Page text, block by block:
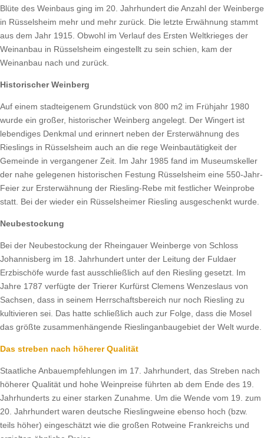
Blüte des Weinbaus ging im 20. Jahrhundert die Anzahl der Weinberge
in Rüsselsheim mehr und mehr zurück. Die letzte Erwähnung stammt
aus dem Jahr 1915. Obwohl im Verlauf des Ersten Weltkrieges der
Weinanbau in Rüsselsheim eingestellt zu sein schien, kam der
Weinanbau nach und zurück.
Historischer Weinberg
Auf einem stadteigenem Grundstück von 800 m2 im Frühjahr 1980
wurde ein großer, historischer Weinberg angelegt. Der Wingert ist
lebendiges Denkmal und erinnert neben der Ersterwähnung des
Rieslings in Rüsselsheim auch an die rege Weinbautätigkeit der
Gemeinde in vergangener Zeit. Im Jahr 1985 fand im Museumskeller
der nahe gelegenen historischen Festung Rüsselsheim eine 550-Jahr-
Feier zur Ersterwähnung der Riesling-Rebe mit festlicher Weinprobe
statt. Bei der wieder ein Rüsselsheimer Riesling ausgeschenkt wurde.
Neubestockung
Bei der Neubestockung der Rheingauer Weinberge von Schloss
Johannisberg im 18. Jahrhundert unter der Leitung der Fuldaer
Erzbischöfe wurde fast ausschließlich auf den Riesling gesetzt. Im
Jahre 1787 verfügte der Trierer Kurfürst Clemens Wenzeslaus von
Sachsen, dass in seinem Herrschaftsbereich nur noch Riesling zu
kultivieren sei. Das hatte schließlich auch zur Folge, dass die Mosel
das größte zusammenhängende Rieslinganbaugebiet der Welt wurde.
Das streben nach höherer Qualität
Staatliche Anbauempfehlungen im 17. Jahrhundert, das Streben nach
höherer Qualität und hohe Weinpreise führten ab dem Ende des 19.
Jahrhunderts zu einer starken Zunahme. Um die Wende vom 19. zum
20. Jahrhundert waren deutsche Rieslingweine ebenso hoch (bzw.
teils höher) eingeschätzt wie die großen Rotweine Frankreichs und